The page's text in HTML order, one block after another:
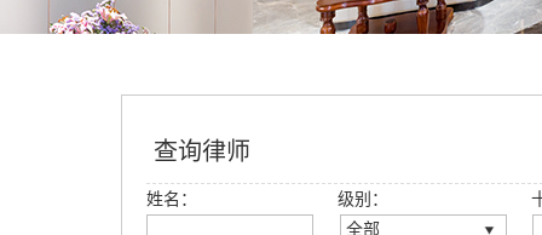
查询律师
姓名：
级别：
全部